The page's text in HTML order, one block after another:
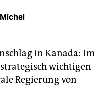
in Kanada: Im
wichtigen
Regierung von